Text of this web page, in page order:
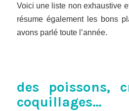
Voici une liste non exhaustive
résume également les bons
avons parlé toute l’année.
des poissons,
coquillages…